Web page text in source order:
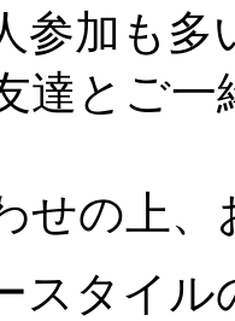
参加も多
達とご
せの上
タイル